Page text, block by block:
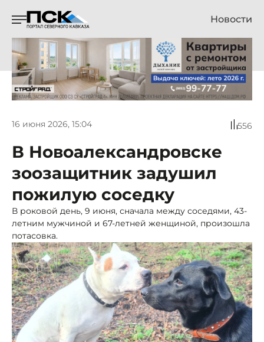
Новости
16 июня 2026, 15:04 556
В Новоалександровске
зоозащитник задушил
пожилую соседку
В роковой день, 9 июня, сначала между соседями, 43-
летним мужчиной и 67-летней женщиной, произошла
потасовка.